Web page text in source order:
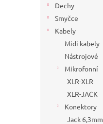
Dechy
Smyčce
Kabely
Midi kabely
Nástrojové
Mikrofonní
XLR-XLR
XLR-JACK
Konektory
Jack 6,3mm